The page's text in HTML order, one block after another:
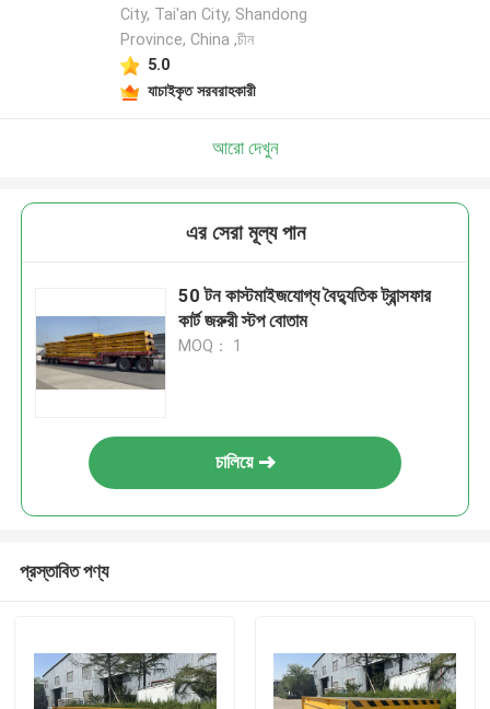
City, Tai'an City, Shandong
Province, China ,চীন
5.0
যাচাইকৃত সরবরাহকারী
আরো দেখুন
এর সেরা মূল্য পান
50 টন কাস্টমাইজযোগ্য বৈদ্যুতিক ট্রান্সফার
কার্ট জরুরী স্টপ বোতাম
MOQ： 1
চালিয়ে
প্রস্তাবিত পণ্য